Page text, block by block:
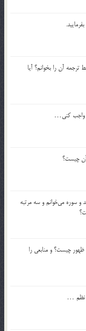
ترجمه آن را بخوانم؟ آيا
واجب كني…
و سوره مي‌خوانم و سه مرتبه
چيست؟ و منابعي را
و نظم …